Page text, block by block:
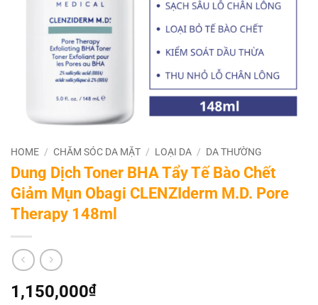
HOME / CHĂM SÓC DA MẶT / LOẠI DA / DA THƯỜNG
Dung Dịch Toner BHA Tẩy Tế Bào Chết
Giảm Mụn Obagi CLENZIderm M.D. Pore
Therapy 148ml
1,150,000₫